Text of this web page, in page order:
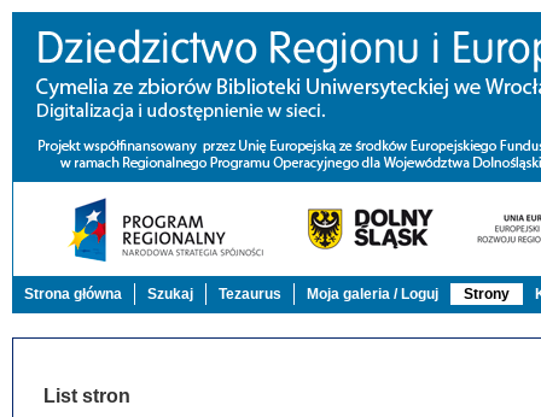
Strona główna Szukaj Tezaurus Moja galeria / Loguj Strony
List stron